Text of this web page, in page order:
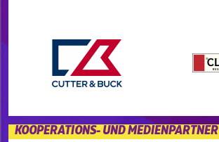
KOOPERATIONS- UND MEDIENPARTNER